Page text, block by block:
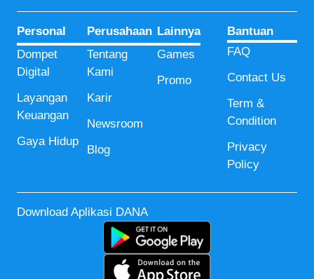
Personal
Dompet
Digital
Layangan
Keuangan
Gaya Hidup
Perusahaan
Tentang
Kami
Karir
Newsroom
Blog
Lainnya
Games
Promo
Bantuan
FAQ
Contact Us
Term &
Condition
Privacy
Policy
Download Aplikasi DANA